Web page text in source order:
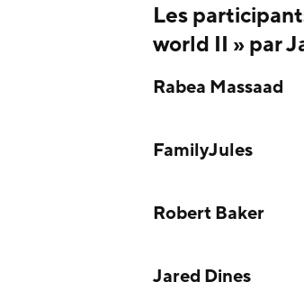
Les
world II » par
Rabea Massaad
FamilyJules
Robert Baker
Jared Dines